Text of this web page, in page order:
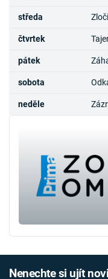
středa
čtvrtek
pátek
sobota
neděle
Nenechte si ujít